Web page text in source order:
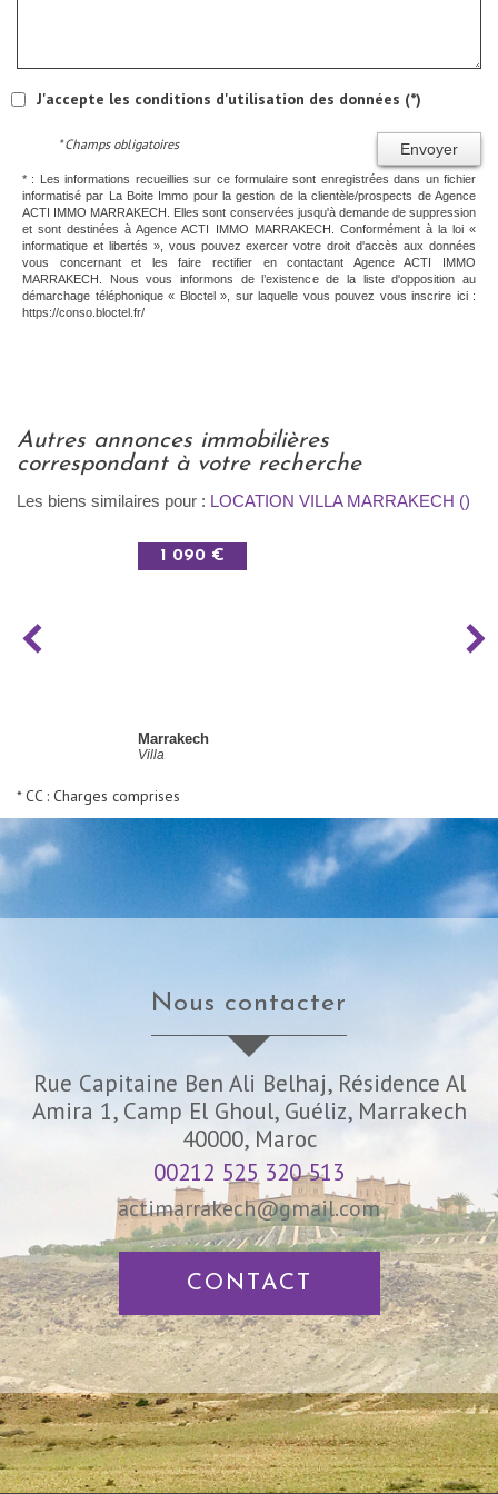
J'accepte les conditions d'utilisation des données (*)
Envoyer
* Champs obligatoires
* : Les informations recueillies sur ce formulaire sont enregistrées dans un fichier
informatisé par La Boite Immo pour la gestion de la clientèle/prospects de Agence
ACTI IMMO MARRAKECH. Elles sont conservées jusqu'à demande de suppression
et sont destinées à Agence ACTI IMMO MARRAKECH. Conformément à la loi «
informatique et libertés », vous pouvez exercer votre droit d'accès aux données
vous concernant et les faire rectifier en contactant Agence ACTI IMMO
MARRAKECH. Nous vous informons de l’existence de la liste d'opposition au
démarchage téléphonique « Bloctel », sur laquelle vous pouvez vous inscrire ici :
https://conso.bloctel.fr/
autres annonces immobilières
correspondant à votre recherche
Les biens similaires pour : LOCATION VILLA MARRAKECH ()
1 090 €
Marrakech
Villa
* CC : Charges comprises
nous contacter
Rue Capitaine Ben Ali Belhaj, Résidence Al
Amira 1, Camp El Ghoul, Guéliz, Marrakech
40000, Maroc
00212 525 320 513
actimarrakech@gmail.com
CONTACT